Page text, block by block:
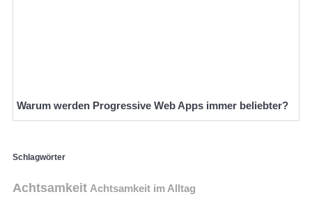
Warum werden Progressive Web Apps immer beliebter?
Schlagwörter
Achtsamkeit Achtsamkeit im Alltag